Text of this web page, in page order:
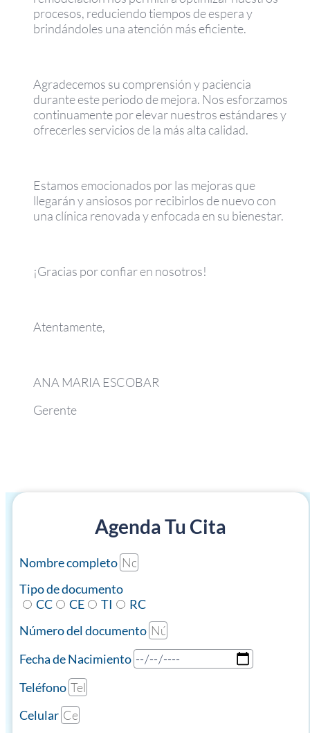
procesos, reduciendo tiempos de espera y
brindándoles una atención más eficiente.
Agradecemos su comprensión y paciencia
durante este periodo de mejora. Nos esforzamos
continuamente por elevar nuestros estándares y
ofrecerles servicios de la más alta calidad.
Estamos emocionados por las mejoras que
llegarán y ansiosos por recibirlos de nuevo con
una clínica renovada y enfocada en su bienestar.
¡Gracias por confiar en nosotros!
Atentamente,
ANA MARIA ESCOBAR
Gerente
Agenda Tu Cita
Nombre completo
Tipo de documento
CC
CE TI
RC
Número del documento
Fecha de Nacimiento
Teléfono
Celular